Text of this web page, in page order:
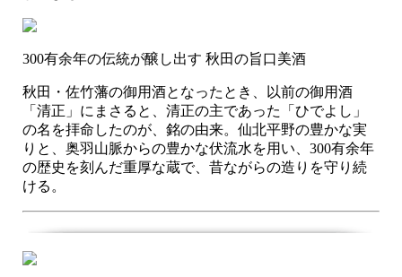
300有余年の伝統が醸し出す 秋田の旨口美酒
秋田・佐竹藩の御用酒となったとき、以前の御用酒
「清正」にまさると、清正の主であった「ひでよし」
の名を拝命したのが、銘の由来。仙北平野の豊かな実
りと、奥羽山脈からの豊かな伏流水を用い、300有余年
の歴史を刻んだ重厚な蔵で、昔ながらの造りを守り続
ける。